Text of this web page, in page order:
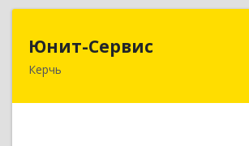
Юнит-Сервис
Керчь298300, Крым Респ, Керчь г,